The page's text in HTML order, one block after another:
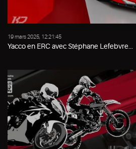
19 mars 2025, 12:21:45
Yacco en ERC avec Stéphane Lefebvre...